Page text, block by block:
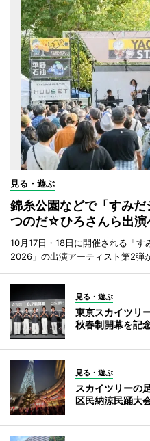
見る・遊ぶ
錦糸公園などで「すみ
つのだ☆ひろさんら出演
10月17日・18日に開催される「
2026」の出演アーティスト第2弾
見る・遊ぶ
東京スカイツリ
秋春制開幕を記
見る・遊ぶ
スカイツリーの
区民納涼民踊大会